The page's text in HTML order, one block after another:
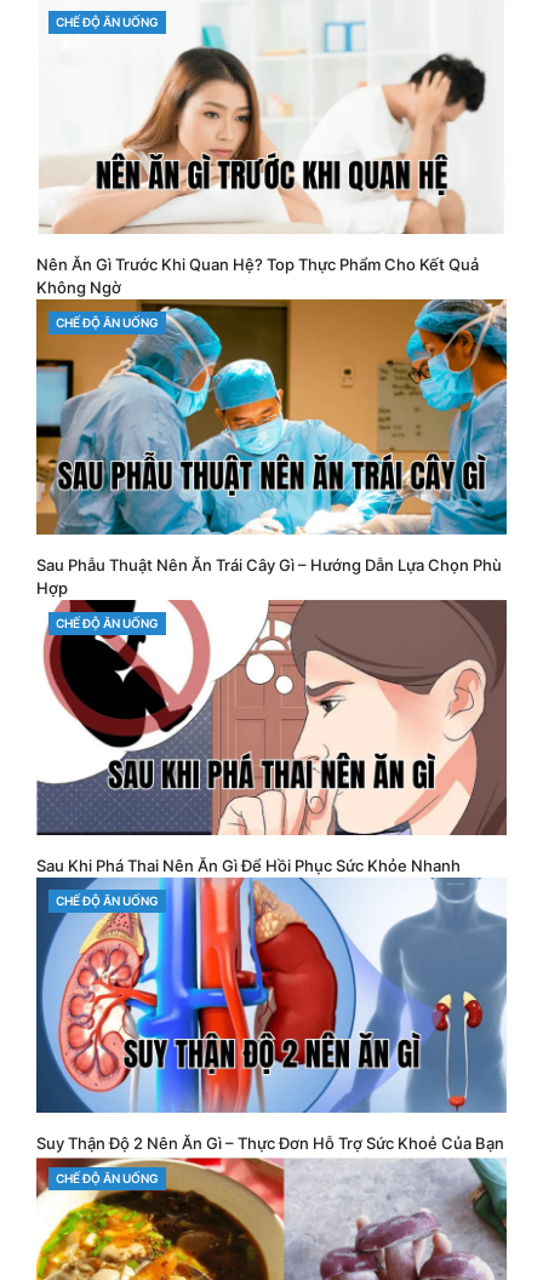
CATEGORIES
CHẾ ĐỘ ĂN UỐNG
Nên Ăn Gì Trước Khi Quan Hệ? Top Thực Phẩm Cho Kết Quả
Không Ngờ
CATEGORIES
CHẾ ĐỘ ĂN UỐNG
Sau Phẫu Thuật Nên Ăn Trái Cây Gì – Hướng Dẫn Lựa Chọn Phù
Hợp
CATEGORIES
CHẾ ĐỘ ĂN UỐNG
Sau Khi Phá Thai Nên Ăn Gì Để Hồi Phục Sức Khỏe Nhanh
CATEGORIES
CHẾ ĐỘ ĂN UỐNG
Suy Thận Độ 2 Nên Ăn Gì – Thực Đơn Hỗ Trợ Sức Khoẻ Của Bạn
CATEGORIES
CHẾ ĐỘ ĂN UỐNG